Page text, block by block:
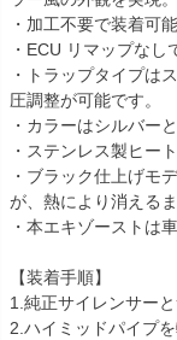
・加工不要で装着可能
・ECU リマップなし
・トラップタイプは
圧調整が可能です。
・カラーはシルバー
・ステンレス製ヒー
・ブラック仕上げモ
が、熱により消えるま
・本エキゾーストは
【装着手順】
1.純正サイレンサー
2.ハイミッドパイプ